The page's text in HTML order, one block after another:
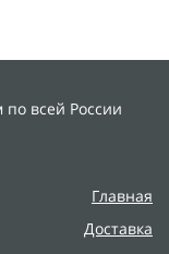
всей России
Главная
Доставка